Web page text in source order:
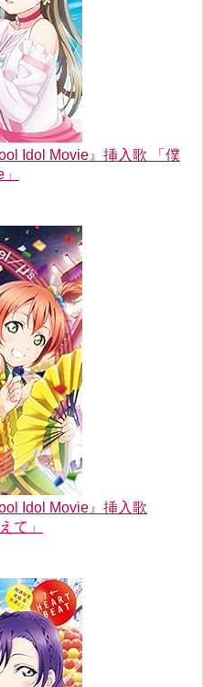
Idol Movie』挿入歌 「僕
Idol Movie』挿入歌
て」